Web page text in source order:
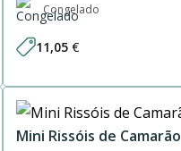
Congelado
11,05 €
Mini Rissóis de Camarão